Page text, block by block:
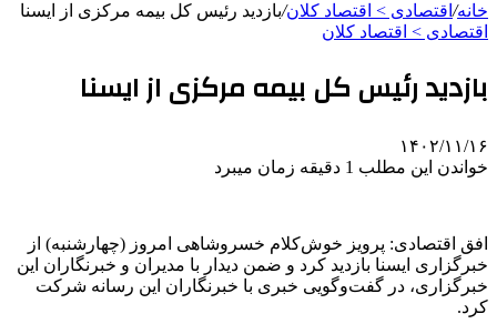
خانه/ اقتصادی > اقتصاد کلان/بازدید رئیس کل بیمه مرکزی از ایسنا
اقتصادی > اقتصاد کلان
بازدید رئیس کل بیمه مرکزی از ایسنا
۱۴۰۲/۱۱/۱۶
خواندن این مطلب 1 دقیقه زمان میبرد
افق اقتصادی: پرویز خوش‌کلام خسروشاهی امروز (چهارشنبه) از
خبرگزاری ایسنا بازدید کرد و ضمن دیدار با مدیران و خبرنگاران این
خبرگزاری، در گفت‌وگویی خبری با خبرنگاران این رسانه شرکت
کرد.